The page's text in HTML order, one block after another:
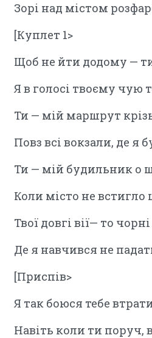
Зорі над містом
[Куплет 1>
Щоб не йти додому —
Я в голосі твоєму чую
Ти — мій маршрут
Повз всі вокзали, де я
Ти — мій будильник о
Коли місто не встигло
Твої довгі вії— то
Де я навчився не
[Приспів>
Я так боюся тебе
Навіть коли ти поруч,